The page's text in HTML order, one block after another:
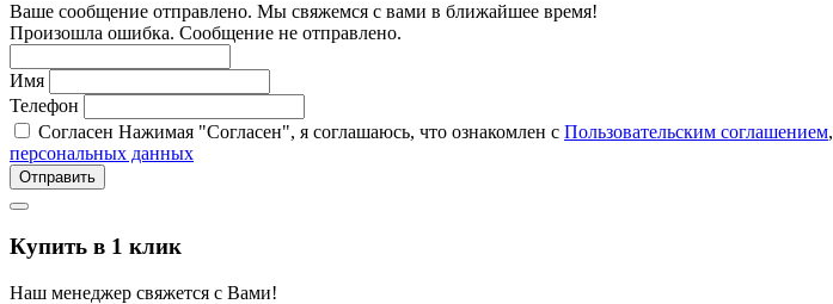
Ваше сообщение отправлено. Мы свяжемся с вами в ближайшее время!
Произошла ошибка. Сообщение не отправлено.
Имя
Телефон
Согласен Нажимая "Согласен", я соглашаюсь, что ознакомлен с Пользовательским соглашением,
персональных данных
Отправить
Купить в 1 клик
Наш менеджер свяжется с Вами!